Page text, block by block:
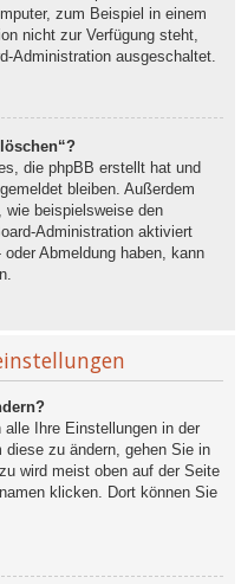
zum Beispiel in einem
nicht zur Verfügung steht,
Administration ausgeschaltet.
die phpBB erstellt hat und
bleiben. Außerdem
wie beispielsweise den
Administration aktiviert
Abmeldung haben, kann
Ihre Einstellungen in der
diese zu ändern, gehen Sie in
wird meist oben auf der Seite
klicken. Dort können Sie